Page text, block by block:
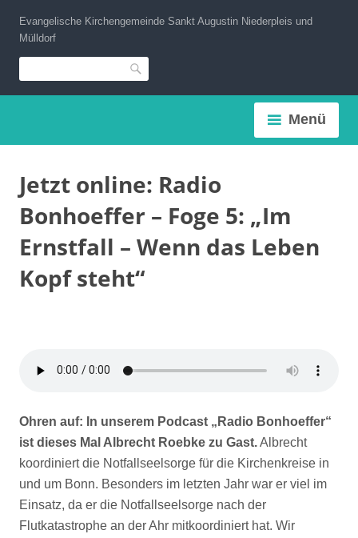
Inhalt
springen
Evangelische Kirchengemeinde Sankt Augustin Niederpleis und
Mülldorf
Suche
Menü
Jetzt online: Radio
Bonhoeffer – Foge 5: „Im
Ernstfall – Wenn das Leben
Kopf steht“
Ohren auf: In unserem Podcast „Radio Bonhoeffer“
ist dieses Mal Albrecht Roebke zu Gast.Albrecht
koordiniert die Notfallseelsorge für die Kirchenkreise in
und um Bonn. Besonders im letzten Jahr war er viel im
Einsatz, da er die Notfallseelsorge nach der
Flutkatastrophe an der Ahr mitkoordiniert hat. Wir